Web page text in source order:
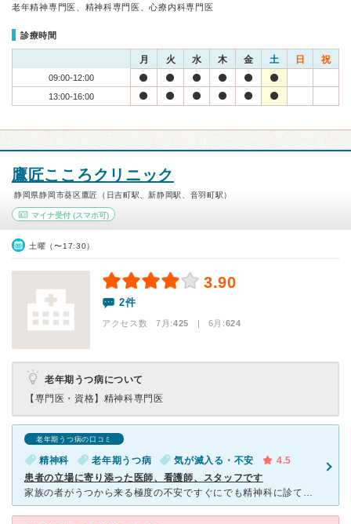
老年精神専門医、精神科専門医、心療内科専門医
診療時間
月 火 水 木 金 土 日 祝
09:00-12:00
13:00-16:00
鷹匠こころクリニック
静岡県静岡市葵区鷹匠（日吉町駅、新静岡駅、音羽町駅）
マイナ受付 (スマホ可)
土曜（〜17:30）
3.90
2件
アクセス数 7月:425 | 6月:624
老年期うつ病について
【専門医・資格】 精神科専門医
老年期うつ病の口コミ
精神科 老年期うつ病 気が滅入る・不安
4.5
患者の立場に寄り添った医師、看護師、スタッフです
家族の者がうつから来る極度の不安ですぐにでも精神科に診てもらいたかったのですが、他の病院では初診の受付なし、予約２週間待ちの時、７月開業の当院を他の病院で教えていただき連絡したところすぐ診てもらうこと